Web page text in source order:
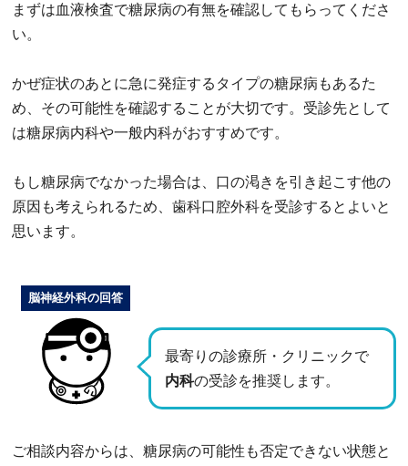
まずは血液検査で糖尿病の有無を確認してもらってくださ
い。
かぜ症状のあとに急に発症するタイプの糖尿病もあるた
め、その可能性を確認することが大切です。受診先として
は糖尿病内科や一般内科がおすすめです。
もし糖尿病でなかった場合は、口の渇きを引き起こす他の
原因も考えられるため、歯科口腔外科を受診するとよいと
思います。
最寄りの診療所・クリニックで
内科の受診を推奨します。
脳神経外科の回答
ご相談内容からは、糖尿病の可能性も否定できない状態と